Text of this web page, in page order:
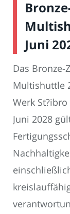
Juni
Das
Multishuttle
Werk
Juni 2028